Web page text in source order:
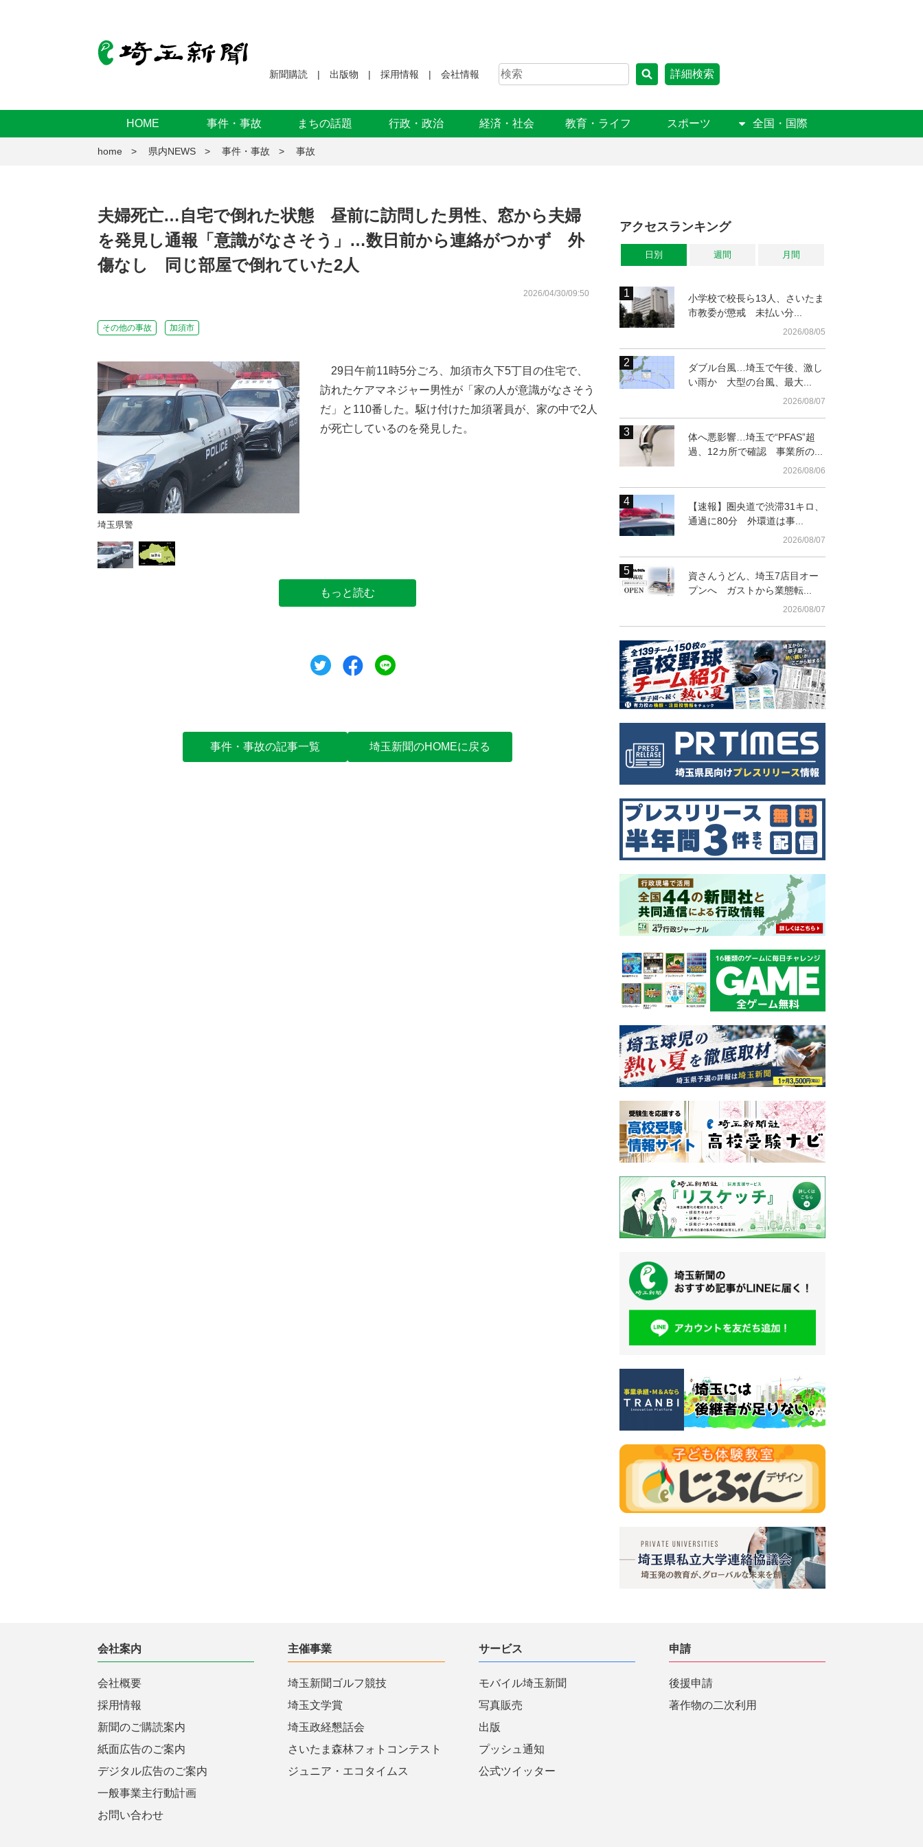
新聞購読 出版物 採用情報 会社情報 詳細検索
HOME 事件・事故 まちの話題 行政・政治 経済・社会 教育・ライフ スポーツ 全国・国際
home 県内NEWS 事件・事故 事故
夫婦死亡…自宅で倒れた状態 昼前に訪問した男性、窓から夫婦
を発見し通報「意識がなさそう」…数日前から連絡がつかず 外
傷なし 同じ部屋で倒れていた2人
2026/04/30/09:50
その他の事故 加須市
埼玉県警
29日午前11時5分ごろ、加須市久下5丁目の住宅で、
訪れたケアマネジャー男性が「家の人が意識がなさそう
だ」と110番した。駆け付けた加須署員が、家の中で2人
が死亡しているのを発見した。
もっと読む
ツイートシェア
事件・事故の記事一覧 埼玉新聞のHOMEに戻る
アクセスランキング
日別 週間 月間
小学校で校長ら13人、さいたま
市教委が懲戒 未払い分...
2026/08/05
ダブル台風…埼玉で午後、激し
い雨か 大型の台風、最大...
2026/08/07
体へ悪影響…埼玉で“PFAS”超
過、12カ所で確認 事業所の...
2026/08/06
【速報】圏央道で渋滞31キロ、
通過に80分 外環道は事...
2026/08/07
資さんうどん、埼玉7店目オー
プンへ ガストから業態転...
2026/08/07
会社案内
会社概要
採用情報
新聞のご購読案内
紙面広告のご案内
デジタル広告のご案内
一般事業主行動計画
お問い合わせ
主催事業
埼玉新聞ゴルフ競技
埼玉文学賞
埼玉政経懇話会
さいたま森林フォトコンテスト
ジュニア・エコタイムス
サービス
モバイル埼玉新聞
写真販売
出版
プッシュ通知
公式ツイッター
申請
後援申請
著作物の二次利用